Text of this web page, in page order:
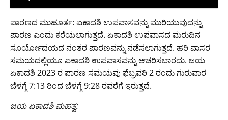
ಪಾರಣದ ಮುಹೂರ್ತ: ಏಕಾದಶಿ ಉಪವಾಸವನ್ನು ಮುರಿಯುವುದನ್ನು
ಪಾರಣ ಎಂದು ಕರೆಯಲಾಗುತ್ತದೆ. ಏಕಾದಶಿ ಉಪವಾಸದ ಮರುದಿನ
ಸೂರ್ಯೋದಯದ ನಂತರ ಪಾರಣವನ್ನು ನಡೆಸಲಾಗುತ್ತದೆ. ಹರಿ ವಾಸರ
ಸಮಯದಲ್ಲಿಯೂ ಏಕಾದಶಿ ಉಪವಾಸವನ್ನು ಆಚರಿಸಬಾರದು. ಜಯ
ಏಕಾದಶಿ 2023 ರ ಪಾರಣ ಸಮಯವು ಫೆಬ್ರವರಿ 2 ರಂದು ಗುರುವಾರ
ಬೆಳಗ್ಗೆ 7:13 ರಿಂದ ಬೆಳಗ್ಗೆ 9:28 ರವರೆಗೆ ಇರುತ್ತದೆ.
ಜಯ ಏಕಾದಶಿ ಮಹತ್ವ: